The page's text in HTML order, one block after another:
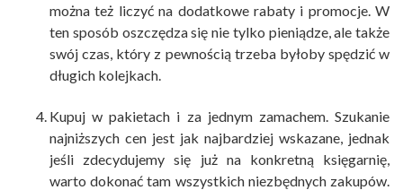
można też liczyć na dodatkowe rabaty i promocje. W
ten sposób oszczędza się nie tylko pieniądze, ale także
swój czas, który z pewnością trzeba byłoby spędzić w
długich kolejkach.
Kupuj w pakietach i za jednym zamachem. Szukanie
najniższych cen jest jak najbardziej wskazane, jednak
jeśli zdecydujemy się już na konkretną księgarnię,
warto dokonać tam wszystkich niezbędnych zakupów.